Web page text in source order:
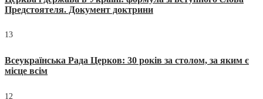
Предстоятеля. Документ доктрини
13
Всеукраїнська Рада Церков: 30 років за столом, за яким є
місце всім
12